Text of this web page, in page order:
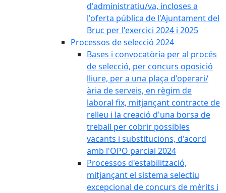
d'administratiu/va, incloses a
l'oferta pública de l'Ajuntament del
Bruc per l'exercici 2024 i 2025
Processos de selecció 2024
Bases i convocatòria per al procés
de selecció, per concurs oposició
lliure, per a una plaça d'operari/
ària de serveis, en règim de
laboral fix, mitjançant contracte de
relleu i la creació d'una borsa de
treball per cobrir possibles
vacants i substitucions, d'acord
amb l'OPO parcial 2024
Processos d'estabilització,
mitjançant el sistema selectiu
excepcional de concurs de mèrits i